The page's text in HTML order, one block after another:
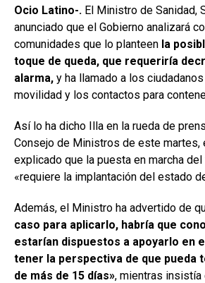
Ocio Latino-. El Ministro de Sanidad,
anunciado que el Gobierno analizará
comunidades que lo planteen la
toque de queda, que requeriría
alarma, y ha llamado a los
movilidad y los contactos para
Así lo ha dicho Illa en la rueda de
Consejo de Ministros de este martes,
explicado que la puesta en marcha
«requiere la implantación del estado
Además, el Ministro ha advertido de
caso para aplicarlo, habría que
estarían dispuestos a apoyarlo en
tener la perspectiva de que pueda
de más de 15 días», mientras insistía